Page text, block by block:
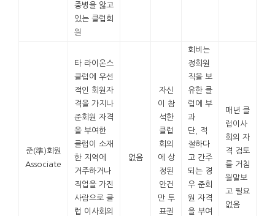
중병을 앓고
있는 클럽회
원
준(準)회원
Associate
타 라이온스
클럽에 우선
적인 회원자
격을 가지나
준회원 자격
을 부여한
클럽이 소재
한 지역에
거주하거나
직업을 가진
사람으로 클
럽 이사회의
없음
자신
이 참
석한
클럽
회의
에 상
정된
안건
만 투
표권
회비는
정회원
직을 보
유한 클
럽에 부
과
단, 적
절하다
고 간주
되는 경
우 준회
원 자격
을 부여
매년 클
럽이사
회의 자
격 검토
를 거침
월말보
고 필요
없음